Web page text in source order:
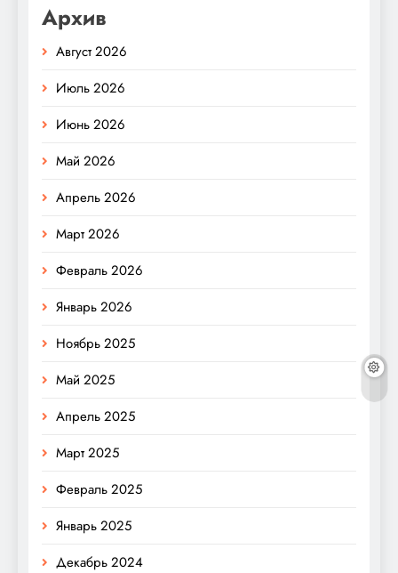
Архив
Август 2026
Июль 2026
Июнь 2026
Май 2026
Апрель 2026
Март 2026
Февраль 2026
Январь 2026
Ноябрь 2025
Май 2025
Апрель 2025
Март 2025
Февраль 2025
Январь 2025
Декабрь 2024